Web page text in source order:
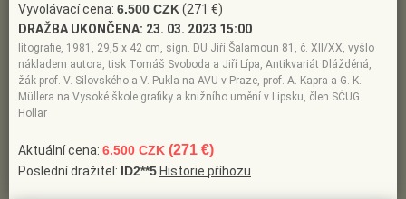
Vyvolávací cena: 6.500 CZK(271 €)
DRAŽBA UKONČENA: 23. 03. 2023 15:00
litografie, 1981, 29,5 x 42 cm, sign. DU Jiří Šalamoun 81, č. XII/XX, vyšlo
nákladem autora, tisk Tomáš Svoboda a Jiří Lípa, Antikvariát Dlážděná,
žák prof. V. Silovského a V. Pukla na AVU v Praze, prof. A. Kapra a G. K.
Müllera na Vysoké škole grafiky a knižního umění v Lipsku, člen SČUG
Hollar
Aktuální cena: 6.500 CZK (271 €)
Poslední dražitel: ID2**5Historie příhozu